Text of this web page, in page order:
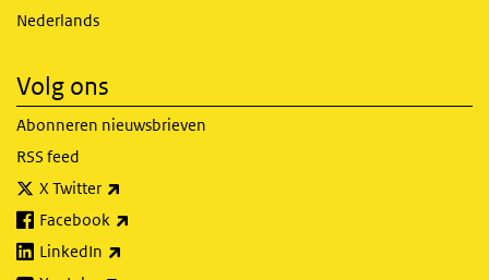
Nederlands
Volg ons
Abonneren nieuwsbrieven
RSS feed
X Twitter
Facebook
LinkedIn